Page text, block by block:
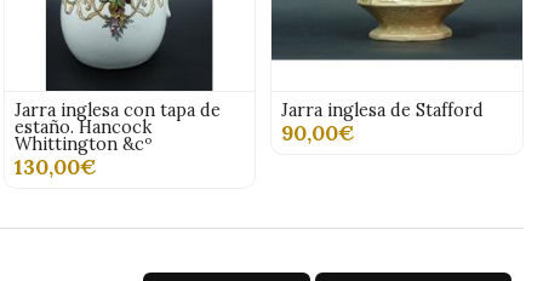
Jarra inglesa con tapa de
estaño. Hancock
Whittington &cº
130,00€
Jarra inglesa de Stafford
90,00€